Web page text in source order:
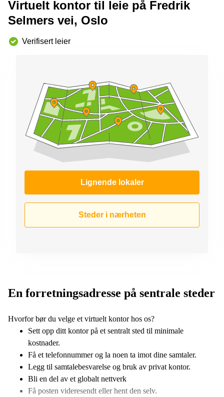
kontor
kontor
Coworking
Bærum
Leie
kontor
Eidsvoll
vei 9
Lysaker
6 Drammen
Kasperveien
1 Våler
Meierigata
Elverum
Hammerstadvegen
2 Eidsvoll
Virtuelt kontor til leie på Fredrik
Selmers vei, Oslo
Verifisert leier
Lignende lokaler
Steder i nærheten
En forretningsadresse på sentrale steder
Hvorfor bør du velge et virtuelt kontor hos os?
Sett opp ditt kontor på et sentralt sted til minimale
kostnader.
Få et telefonnummer og la noen ta imot dine samtaler.
Legg til samtalebesvarelse og bruk av privat kontor.
Bli en del av et globalt nettverk
Få posten videresendt eller hent den selv.